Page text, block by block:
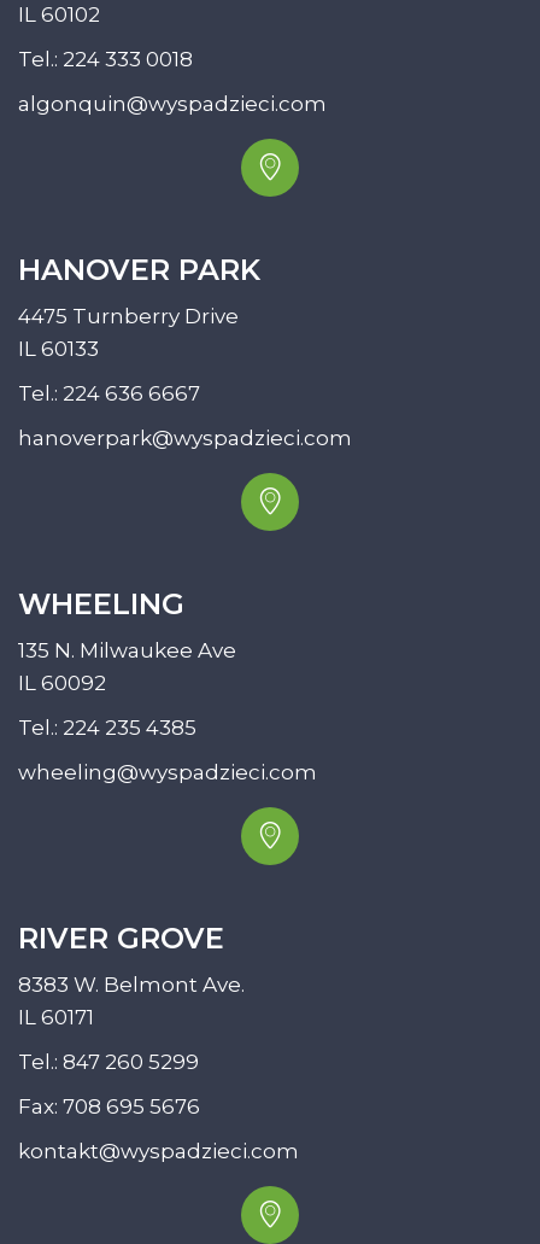
IL 60102
Tel.: 224 333 0018
algonquin@wyspadzieci.com
HANOVER PARK
4475 Turnberry Drive
IL 60133
Tel.: 224 636 6667
hanoverpark@wyspadzieci.com
WHEELING
135 N. Milwaukee Ave
IL 60092
Tel.: 224 235 4385
wheeling@wyspadzieci.com
RIVER GROVE
8383 W. Belmont Ave.
IL 60171
Tel.: 847 260 5299
Fax: 708 695 5676
kontakt@wyspadzieci.com